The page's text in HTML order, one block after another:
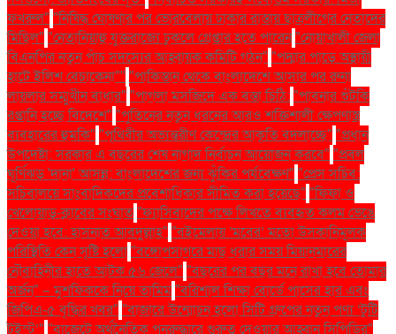
ফখরুল" "নিষিদ্ধ ঘোষণার পর ভোরবেলায় ঢাকার রাস্তায় ছাত্রলীগের নেতাদের
মিছিল" "নেতানিয়াহু যুক্তরাজ্যে ঢুকলে গ্রেপ্তার হতে পারেন"নোয়াখালী জেলা
বিএনপির নতুন পাঁচ সদস্যের আহ্বায়ক কমিটি গঠন" "পদ্মার পাড়ে অস্থায়ী
হাটে ইলিশ বেচাকেনা"'' "পাকিস্তান থেকে বাংলাদেশে আসার পর রুনা
লায়লার সম্মুখীন বাধার" "পাগলা মসজিদে এক বস্তা চিঠি:"পাবনার শুঁটকি
রপ্তানি হচ্ছে বিদেশে" "পুতিনের নতুন ধরনের আরও শক্তিশালী ক্ষেপণাস্ত্র
ব্যবহারের হুমকি" "পৃথিবীর অভ্যন্তরীণ কেন্দ্রের আকৃতি বদলাচ্ছে" "প্রধান
উপদেষ্টা: সরকার এ বছরের শেষ নাগাদ নির্বাচন আয়োজন করবে" "প্রবল
ঘূর্ণিঝড় 'দানা' আসন্ন: বাংলাদেশের জন্য ঝুঁকির পর্যবেক্ষণ" "প্রেস সচিব:
সচিবালয়ে সাংবাদিকদের প্রবেশাধিকার সীমিত করা হয়েছে" "ফিফা ও
খেলোয়াড়-ক্লাবের সংঘাত"ফ্যাসিবাদের পক্ষে লিখতে ব্যবহৃত কলম ভেঙে
দেওয়া হবে: হাসনাত আবদুল্লাহ" "বইমেলায় ‘মবের’ মতো উসকানিমূলক
পরিস্থিতি কেন সৃষ্টি হলো"বঙ্গোপসাগরে মাছ ধরার সময় মিয়ানমারের
নৌবাহিনীর হাতে আটক ৫৬ জেলে" "বছরের পর বছর মনে রাখা হবে তোমার
অর্জন" – মুশফিককে নিয়ে তামিম"বরিশাল শিক্ষা বোর্ডে পাসের হার এবং
জিপিএ-৫ বৃদ্ধির খবর" "বাজারে উন্মোচন হলো সিটি গ্রুপের নতুন পণ্য ‘টুটি
টুইস্ট’" "বাজেটে অর্থনৈতিক পুনরুদ্ধারে গুরুত্ব দেওয়ার আহ্বান সিপিডির"